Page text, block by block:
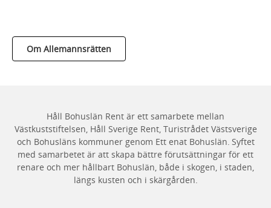
Om Allemannsrätten
Håll Bohuslän Rent är ett samarbete mellan
Västkuststiftelsen, Håll Sverige Rent, Turistrådet Västsverige
och Bohusläns kommuner genom Ett enat Bohuslän. Syftet
med samarbetet är att skapa bättre förutsättningar för ett
renare och mer hållbart Bohuslän, både i skogen, i staden,
längs kusten och i skärgården.